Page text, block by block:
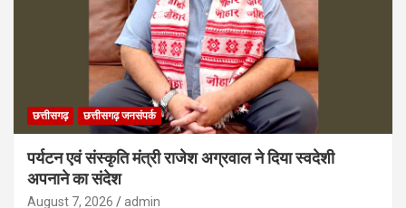
छत्तीसगढ़ छत्तीसगढ़ जनसंपर्क
पर्यटन एवं संस्कृति मंत्री राजेश अग्रवाल ने दिया स्वदेशी
अपनाने का संदेश
August 7, 2026 admin